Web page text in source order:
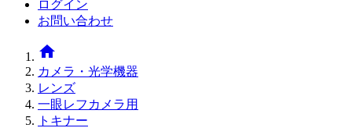
ログイン
お問い合わせ
home
カメラ・光学機器
レンズ
一眼レフカメラ用
トキナー